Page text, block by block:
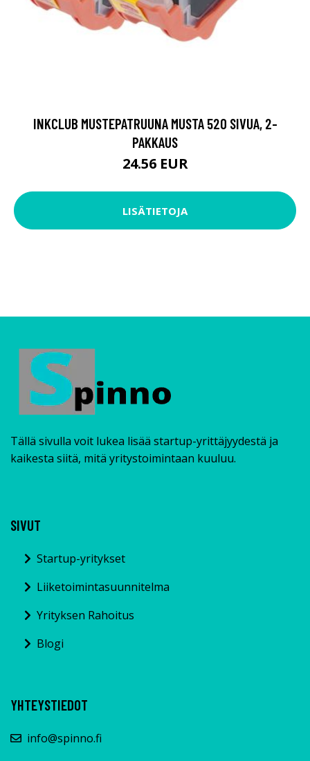
INKCLUB MUSTEPATRUUNA MUSTA 520 SIVUA, 2-
PAKKAUS
24.56 EUR
LISÄTIETOJA
Tällä sivulla voit lukea lisää startup-yrittäjyydestä ja
kaikesta siitä, mitä yritystoimintaan kuuluu.
SIVUT
Startup-yritykset
Liiketoimintasuunnitelma
Yrityksen Rahoitus
Blogi
YHTEYSTIEDOT
info@spinno.fi